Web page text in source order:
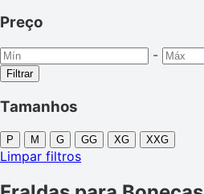
Preço
-
Filtrar
Tamanhos
P M G GG XG XXG
Limpar filtros